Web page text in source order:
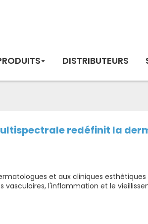
DISTRIBUTEURS
redéfinit la
et aux cliniques
vasculaires, l'inflammation et le